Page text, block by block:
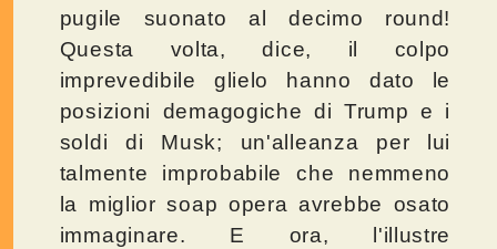
pugile suonato al decimo round!
Questa volta, dice, il colpo
imprevedibile glielo hanno dato le
posizioni demagogiche di Trump e i
soldi di Musk; un'alleanza per lui
talmente improbabile che nemmeno
la miglior soap opera avrebbe osato
immaginare. E ora, l'illustre